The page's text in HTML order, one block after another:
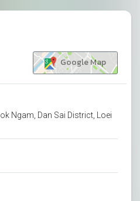
Google Map
Ngam, Dan Sai District, Loei